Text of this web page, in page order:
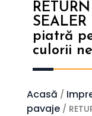
piatră
culorii
Acasă /
pavaje/